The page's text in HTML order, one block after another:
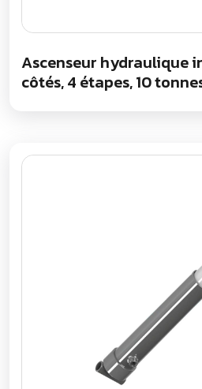
Ascenseur hydraulique
côtés, 4 étapes, 10